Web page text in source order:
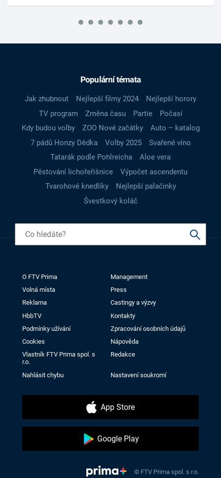
Populární témata
Jak zhubnout Nejlepší filmy 2024
Nejlepší horory
TV program
Změna času Partie
Počasí
Kdy budou volby
ZOO Nové začátky
Auto – katalog
7 pádů Honzy Dědka
Volby 2025
Svařené víno
Tatarák podle Pohlreicha
Aloe vera
Pěstování lichořeřišnice
Výpočet ascendentu
Tvarohové knedlíky
Nejlepší palačinky
Švestkový koláč
O FTV Prima
Management
Volná místa
Press
Reklama
Castingy a výzvy
HbbTV
Kontakty
Podmínky užívání
Zpracování osobních údajů
Cookies
Nápověda
Vlastník FTV Prima spol. s
r.o.
Redakce
Nahlásit chybu Nastavení soukromí
App Store
Google Play
© FTV Prima spol. s r.o.